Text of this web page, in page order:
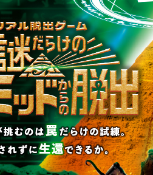
問い合わせ
般のお客様
、チケット